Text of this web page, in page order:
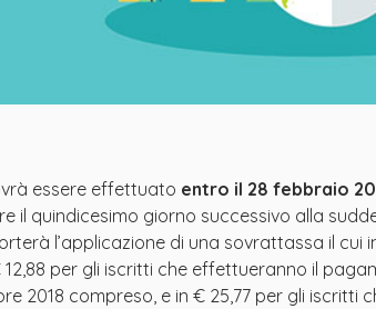
essere effettuato entro il 28 febbraio
il quindicesimo giorno successivo alla
l’applicazione di una sovrattassa il cui
per gli iscritti che effettueranno il
2018 compreso, e in € 25,77 per gli iscritti